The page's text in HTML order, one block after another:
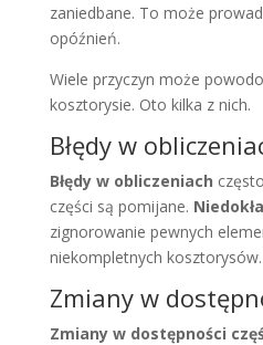
zaniedbane. To może
opóźnień.
Wiele przyczyn może
kosztorysie. Oto kilka z nich.
Błędy w
Błędy w obliczeniach
części są pomijane.
zignorowanie pewnych
niekompletnych kosztorysów.
Zmiany w
Zmiany w dostępności